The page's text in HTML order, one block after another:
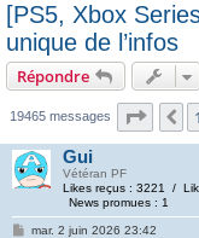
[PS5, Xbox
unique de l’infos
Répondre
19465 messages Page 1
Gui
Vétéran PF
Likes reçus : 3221 /
News promues : 1
mar. 2 juin 2026 23:42